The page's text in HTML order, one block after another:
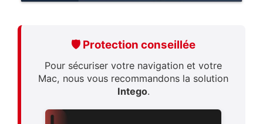
🛡️ Protection conseillée
Pour sécuriser votre navigation et votre
Mac, nous vous recommandons la solution
Intego.